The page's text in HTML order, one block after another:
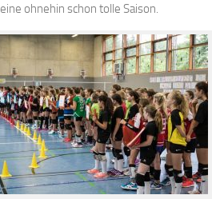
ohnehin schon tolle Saison.